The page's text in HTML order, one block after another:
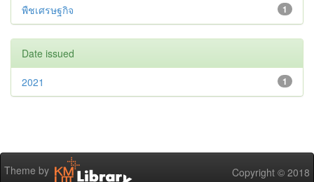
1
พืชเศรษฐกิจ
Date issued
1
2021
Theme by Copyright © 2018